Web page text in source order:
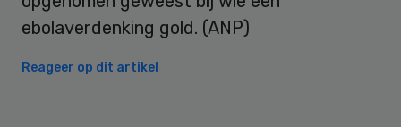
ebolaverdenking gold. (ANP)
Reageer op dit artikel